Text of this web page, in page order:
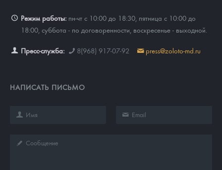
Режим работы: пн-чт с 10:00 до 18:30, пятница с 10:00 до
18:00, суббота - по договоренности, воскресенье - выходной.
Пресс-служба: 8(968) 917-07-92 press@zoloto-md.ru
НАПИСАТЬ ПИСЬМО